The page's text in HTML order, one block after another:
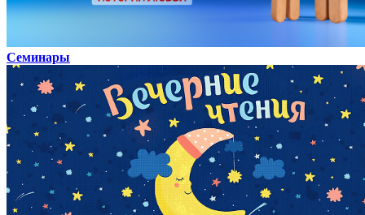
Семинары